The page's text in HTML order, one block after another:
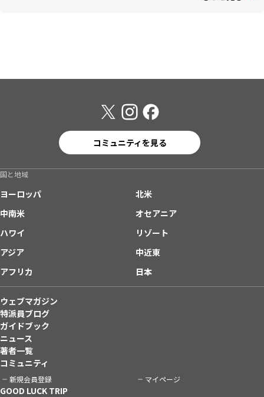
コミュニティを見る
国と地域
ヨーロッパ
北米
中南米
オセアニア
ハワイ
リゾート
アジア
中近東
アフリカ
日本
ウェブマガジン
特派員ブログ
ガイドブック
ニュース
著者一覧
コミュニティ
新規会員登録 マイページ
GOOD LUCK TRIP